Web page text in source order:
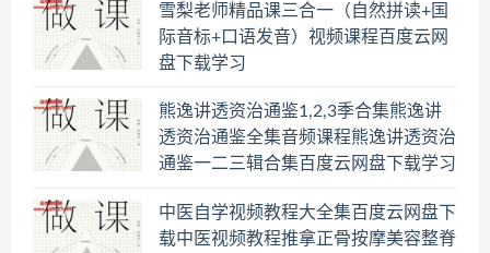
雪梨老师精品课三合一（自然拼读+国
际音标+口语发音）视频课程百度云网
盘下载学习
熊逸讲透资治通鉴1,2,3季合集熊逸讲
透资治通鉴全集音频课程熊逸讲透资治
通鉴一二三辑合集百度云网盘下载学习
中医自学视频教程大全集百度云网盘下
载中医视频教程推拿正骨按摩美容整脊